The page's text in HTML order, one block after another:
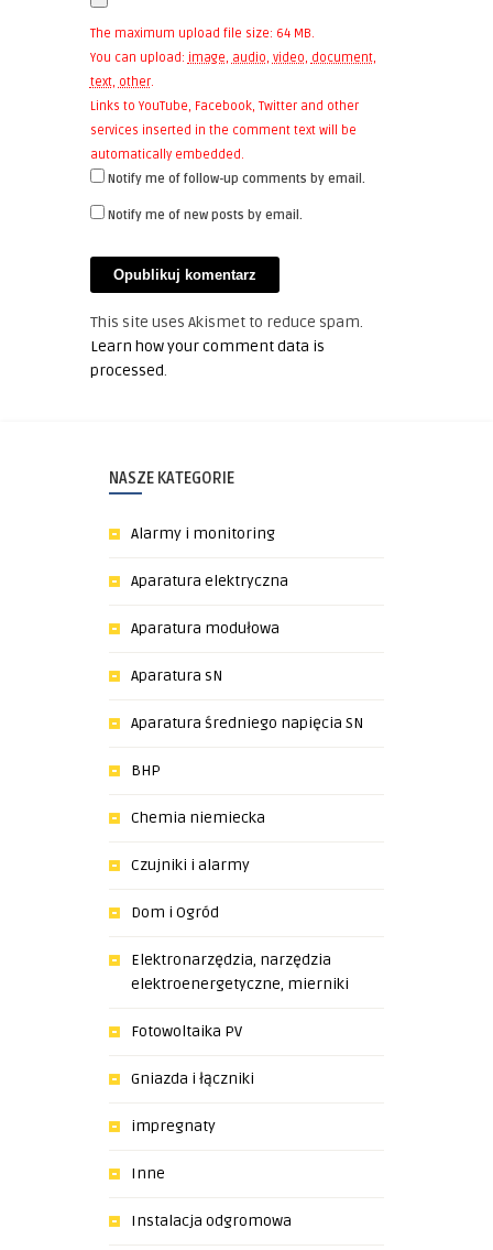
The maximum upload file size: 64 MB.
You can upload: image, audio, video, document,
text, other.
Links to YouTube, Facebook, Twitter and other
services inserted in the comment text will be
automatically embedded.
Notify me of follow-up comments by email.
Notify me of new posts by email.
This site uses Akismet to reduce spam.
Learn how your comment data is
processed.
NASZE KATEGORIE
Alarmy i monitoring
Aparatura elektryczna
Aparatura modułowa
Aparatura sN
Aparatura średniego napięcia SN
BHP
Chemia niemiecka
Czujniki i alarmy
Dom i Ogród
Elektronarzędzia, narzędzia
elektroenergetyczne, mierniki
Fotowoltaika PV
Gniazda i łączniki
impregnaty
Inne
Instalacja odgromowa